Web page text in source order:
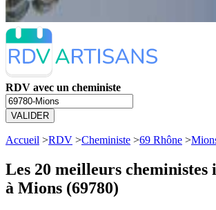
RDV avec un cheministe
VALIDER
Accueil >RDV >Cheministe >69 Rhône >
Les 20 meilleurs cheministes
à Mions (69780)